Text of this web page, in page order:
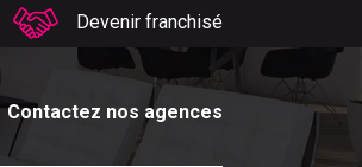
Devenir franchisé
Contactez nos agences